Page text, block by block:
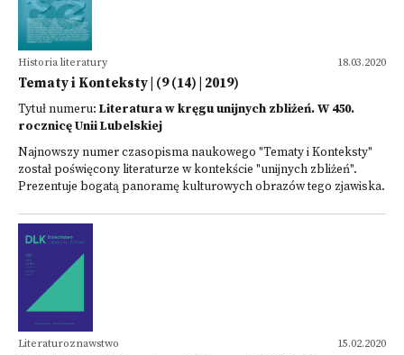
18.03.2020
Historia literatury
Tematy i Konteksty | (9 (14) | 2019)
Tytuł numeru: Literatura w kręgu unijnych zbliżeń. W 450.
rocznicę Unii Lubelskiej
Najnowszy numer czasopisma naukowego "Tematy i Konteksty"
został poświęcony literaturze w kontekście "unijnych zbliżeń".
Prezentuje bogatą panoramę kulturowych obrazów tego zjawiska.
15.02.2020
Literaturoznawstwo